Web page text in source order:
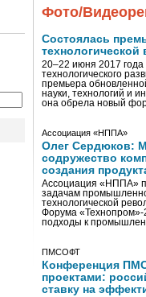
Фото/
Состоялась
20–22 июня 2017
технологического
премьера
науки, технологий и
она обрела новый
Ассоциация «НППА»
Олег Сердюков:
содружество
создания
Ассоциация «НППА»
задачам
технологической
Форума «Технопром»-
подходы к
ПМСОФТ
Конференция
проектами:
ставку на